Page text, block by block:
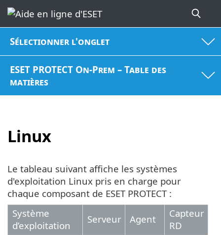
Sélectionner l'onglet
ESET PROTECT On-Prem – Table des
matières
Linux
Le tableau suivant affiche les systèmes
d'exploitation Linux pris en charge pour
chaque composant de ESET PROTECT :
Système
d’exploitation
Serveur Agent
Capteur
RD